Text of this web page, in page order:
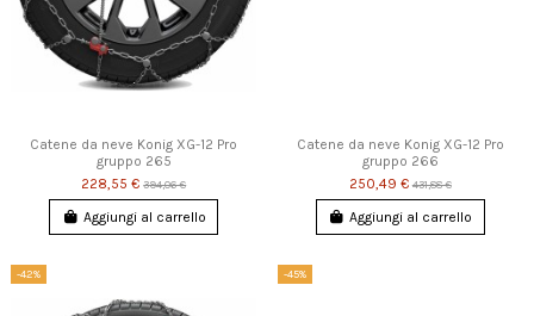
Catene da neve Konig XG-12 Pro
gruppo 265
228,55 €394,06 €
Aggiungi al carrello
Catene da neve Konig XG-12 Pro
gruppo 266
250,49 €431,88 €
Aggiungi al carrello
-42% -45%